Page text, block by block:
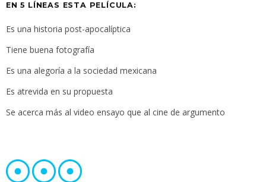
EN 5 LÍNEAS ESTA PELÍCULA:
Es una historia post-apocalíptica
Tiene buena fotografía
Es una alegoría a la sociedad mexicana
Es atrevida en su propuesta
Se acerca más al video ensayo que al cine de argumento